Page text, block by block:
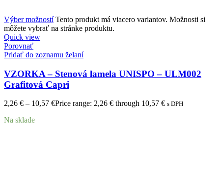
Výber možností Tento produkt má viacero variantov. Možnosti si
môžete vybrať na stránke produktu.
Quick view
Porovnať
Pridať do zoznamu želaní
VZORKA – Stenová lamela UNISPO – ULM002
Grafitová Capri
2,26 € – 10,57 €Price range: 2,26 € through 10,57 € s DPH
Na sklade